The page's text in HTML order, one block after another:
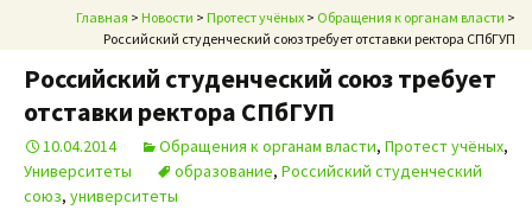
Главная > Новости > Протест учёных > Обращения к органам власти >
Российский студенческий союз требует отставки ректора СПбГУП
Российский студенческий союз требует
отставки ректора СПбГУП
10.04.2014 Обращения к органам власти, Протест учёных,
Университеты
образование, Российский студенческий
союз, университеты